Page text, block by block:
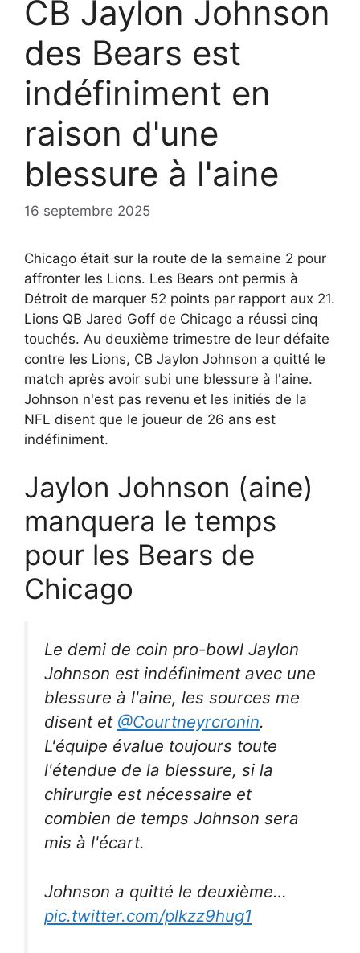
CB Jaylon Johnson
des Bears est
indéfiniment en
raison d'une
blessure à l'aine
16 septembre 2025
Chicago était sur la route de la semaine 2 pour
affronter les Lions. Les Bears ont permis à
Détroit de marquer 52 points par rapport aux 21.
Lions QB Jared Goff de Chicago a réussi cinq
touchés. Au deuxième trimestre de leur défaite
contre les Lions, CB Jaylon Johnson a quitté le
match après avoir subi une blessure à l'aine.
Johnson n'est pas revenu et les initiés de la
NFL disent que le joueur de 26 ans est
indéfiniment.
Jaylon Johnson (aine)
manquera le temps
pour les Bears de
Chicago
Le demi de coin pro-bowl Jaylon
Johnson est indéfiniment avec une
blessure à l'aine, les sources me
disent et @Courtneyrcronin.
L'équipe évalue toujours toute
l'étendue de la blessure, si la
chirurgie est nécessaire et
combien de temps Johnson sera
mis à l'écart.
Johnson a quitté le deuxième…
pic.twitter.com/plkzz9hug1